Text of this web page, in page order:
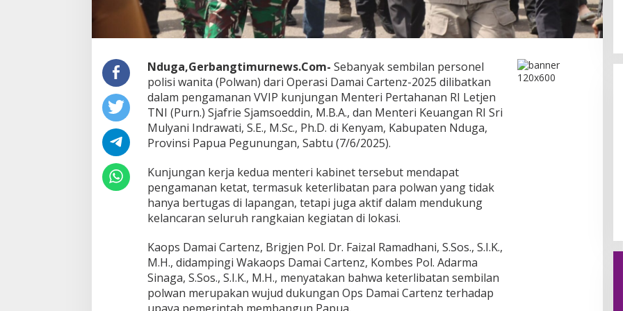
n
O
p
D
a
m
a
i
C
a
r
e
n
z
i
i
b
a
k
Nduga,Gerbangtimurnews.Com- Sebanyak sembilan personel
polisi wanita (Polwan) dari Operasi Damai Cartenz-2025 dilibatkan
dalam pengamanan VVIP kunjungan Menteri Pertahanan RI Letjen
TNI (Purn.) Sjafrie Sjamsoeddin, M.B.A., dan Menteri Keuangan RI Sri
Mulyani Indrawati, S.E., M.Sc., Ph.D. di Kenyam, Kabupaten Nduga,
Provinsi Papua Pegunungan, Sabtu (7/6/2025).
Kunjungan kerja kedua menteri kabinet tersebut mendapat
pengamanan ketat, termasuk keterlibatan para polwan yang tidak
hanya bertugas di lapangan, tetapi juga aktif dalam mendukung
kelancaran seluruh rangkaian kegiatan di lokasi.
Kaops Damai Cartenz, Brigjen Pol. Dr. Faizal Ramadhani, S.Sos., S.I.K.,
M.H., didampingi Wakaops Damai Cartenz, Kombes Pol. Adarma
Sinaga, S.Sos., S.I.K., M.H., menyatakan bahwa keterlibatan sembilan
polwan merupakan wujud dukungan Ops Damai Cartenz terhadap
Gelombang OTT Daerah Menguat,
Pilih, Sulsel Menunggu
Di Berita, Daerah, Hukum, Internasional,
Kejaksaan, Nasional, Pemerintahan, Peristiwa,
Politik, Polri, Sosial